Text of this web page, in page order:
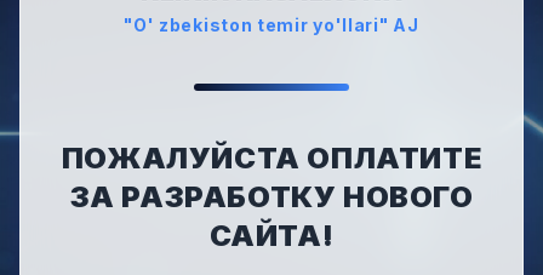
"O' zbekiston temir yo'llari" AJ
ПОЖАЛУЙСТА ОПЛАТИТЕ
ЗА РАЗРАБОТКУ НОВОГО
САЙТА!